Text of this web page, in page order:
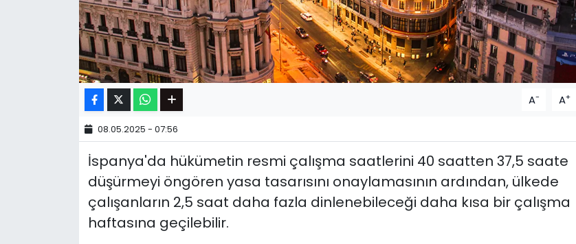
A- A+
08.05.2025 - 07:56
İspanya'da hükümetin resmi çalışma saatlerini 40 saatten 37,5 saate
düşürmeyi öngören yasa tasarısını onaylamasının ardından, ülkede
çalışanların 2,5 saat daha fazla dinlenebileceği daha kısa bir çalışma
haftasına geçilebilir.